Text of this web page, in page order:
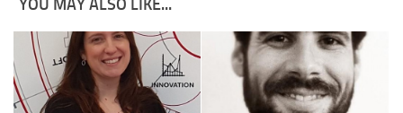
YOU MAY ALSO LIKE...